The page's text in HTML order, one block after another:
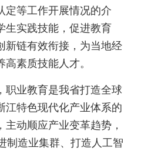
定等工作开展情况的介
生实践技能，促进教育
新链有效衔接，为当地经
素质技能人才。
职业教育是我省打造全球
江特色现代化产业体系的
动顺应产业变革趋势，
制造业集群、打造人工智